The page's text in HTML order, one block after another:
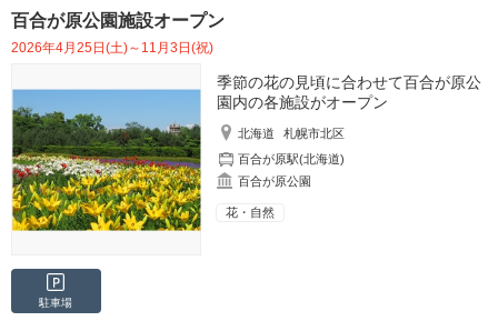
百合が原公園施設オープン
2026年4月25日(土)～11月3日(祝)
季節の花の見頃に合わせて百合が原公
園内の各施設がオープン
北海道
札幌市北区
百合が原駅(北海道)
百合が原公園
花・自然
駐車場